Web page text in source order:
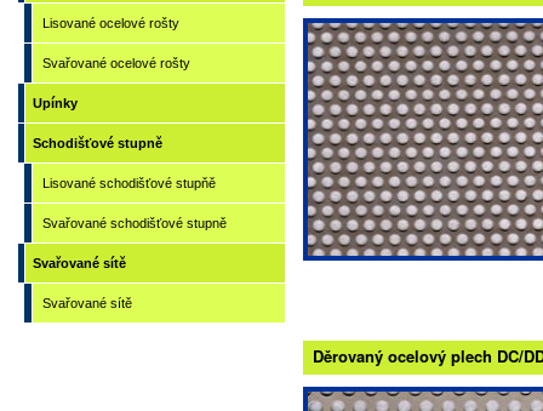
Lisované ocelové rošty
Svařované ocelové rošty
Upínky
Schodišťové stupně
Lisované schodišťové stupňě
Svařované schodišťové stupně
Svařované sítě
Svařované sítě
Děrovaný ocelový plech DC/